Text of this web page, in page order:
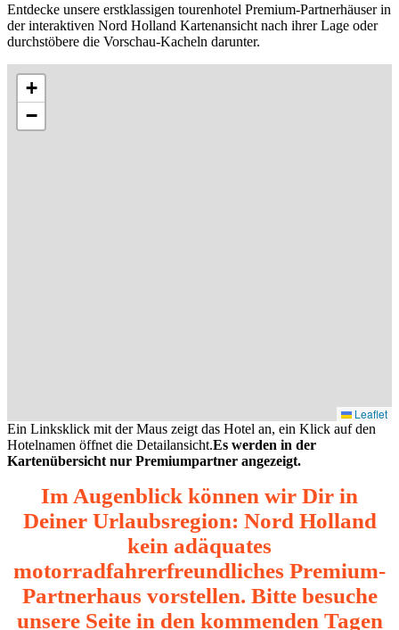
Entdecke unsere erstklassigen tourenhotel Premium-Partnerhäuser in
der interaktiven Nord Holland Kartenansicht nach ihrer Lage oder
durchstöbere die Vorschau-Kacheln darunter.
+
−
Leaflet
Ein Linksklick mit der Maus zeigt das Hotel an, ein Klick auf den
Hotelnamen öffnet die Detailansicht.Es werden in der
Kartenübersicht nur Premiumpartner angezeigt.
Im Augenblick können wir Dir in
Deiner Urlaubsregion: Nord Holland
kein adäquates
motorradfahrerfreundliches Premium-
Partnerhaus vorstellen. Bitte besuche
unsere Seite in den kommenden Tagen